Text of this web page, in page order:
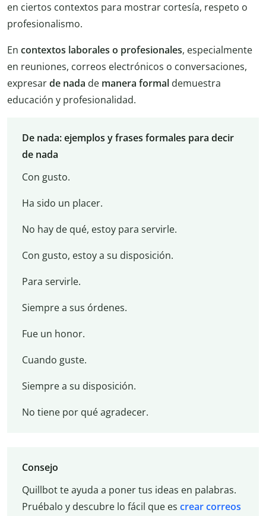
en ciertos contextos para mostrar cortesía, respeto o
profesionalismo.
En contextos laborales o profesionales, especialmente
en reuniones, correos electrónicos o conversaciones,
expresarde nada de manera formal demuestra
educación y profesionalidad.
De nada: ejemplos y frases formales para decir
de nada
Con gusto.
Ha sido un placer.
No hay de qué, estoy para servirle.
Con gusto, estoy a su disposición.
Para servirle.
Siempre a sus órdenes.
Fue un honor.
Cuando guste.
Siempre a su disposición.
No tiene por qué agradecer.
Consejo
Quillbot te ayuda a poner tus ideas en palabras.
Pruébalo y descubre lo fácil que es crear correos